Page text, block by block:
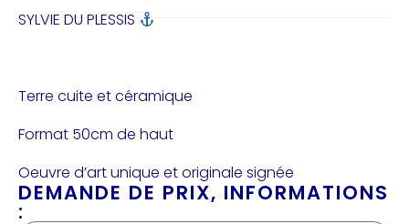
SYLVIE DU PLESSIS
Terre cuite et céramique
Format 50cm de haut
Oeuvre d’art unique et originale signée
DEMANDE DE PRIX, INFORMATIONS
: